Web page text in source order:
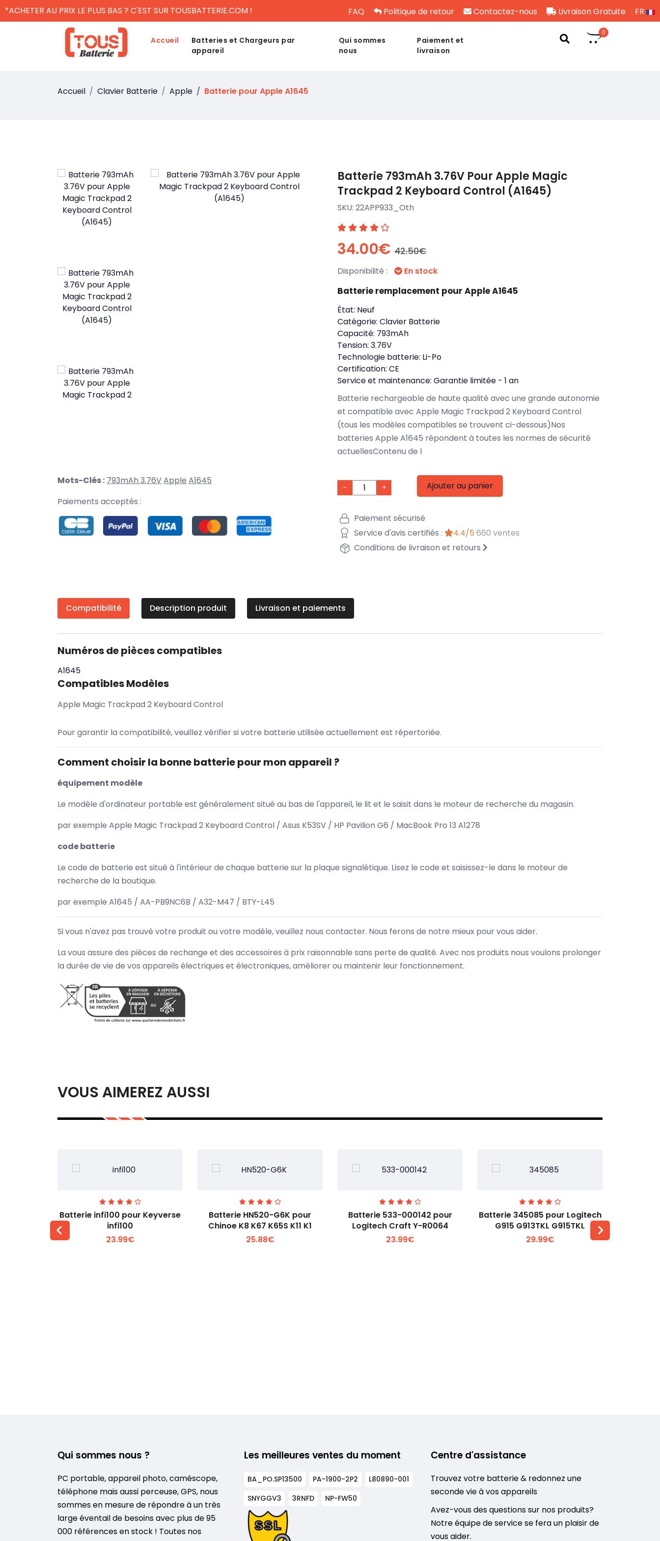
*ACHETER AU PRIX LE PLUS BAS ? C'EST SUR TOUSBATTERIE.COM ! FAQ Politique de retour Contactez-nous Livraison Gratuite FR
Accueil
Batteries et Chargeurs par
appareil
Qui sommes
nous
Paiement et
livraison
0
Accueil Clavier Batterie Apple Batterie pour Apple A1645
Mots-Clés : 793mAh 3.76VApple A1645
Paiements acceptés :
Batterie 793mAh 3.76V Pour Apple Magic
Trackpad 2 Keyboard Control (A1645)
SKU: 22APP933_Oth
34.00€ 42.50€
Disponibilité : En stock
Batterie remplacement pour Apple A1645
État: Neuf
Catégorie: Clavier Batterie
Capacité: 793mAh
Tension: 3.76V
Technologie batterie: Li-Po
Certification: CE
Service et maintenance: Garantie limitée - 1 an
Batterie rechargeable de haute qualité avec une grande autonomie
et compatible avec Apple Magic Trackpad 2 Keyboard Control
(tous les modèles compatibles se trouvent ci-dessous)Nos
batteries Apple A1645 répondent à toutes les normes de sécurité
actuellesContenu de l
- + Ajouter au panier
Paiement sécurisé
Service d'avis certifiés :
4.4/5 660 ventes
Conditions de livraison et retours
Compatibilité Description produit Livraison et paiements
Numéros de pièces compatibles
A1645
Compatibles Modèles
Apple Magic Trackpad 2 Keyboard Control
Pour garantir la compatibilité, veuillez vérifier si votre batterie utilisée actuellement est répertoriée.
Comment choisir la bonne batterie pour mon appareil ?
équipement modèle
Le modèle d'ordinateur portable est généralement situé au bas de l'appareil, le lit et le saisit dans le moteur de recherche du magasin.
par exemple Apple Magic Trackpad 2 Keyboard Control / Asus K53SV / HP Pavilion G6 / MacBook Pro 13 A1278
code batterie
Le code de batterie est situé à l'intérieur de chaque batterie sur la plaque signalétique. Lisez le code et saisissez-le dans le moteur de
recherche de la boutique.
par exemple A1645 / AA-PB9NC6B / A32-M47 / BTY-L45
Si vous n'avez pas trouvé votre produit ou votre modèle, veuillez nous contacter. Nous ferons de notre mieux pour vous aider.
La vous assure des pièces de rechange et des accessoires à prix raisonnable sans perte de qualité. Avec nos produits nous voulons prolonger
la durée de vie de vos appareils électriques et électroniques, améliorer ou maintenir leur fonctionnement.
VOUS AIMEREZ AUSSI
Voir plus +
Batterie infi100 pour Keyverse
infi100
23.99€
Voir plus +
Batterie HN520-G6K pour
Chinoe K8 K67 K65S K11 K1
25.88€
Voir plus +
Batterie 533-000142 pour
Logitech Craft Y-R0064
23.99€
Voir plus +
Batterie 345085 pour Logitech
G915 G913TKL G915TKL
29.99€
Qui sommes nous ?
PC portable, appareil photo, caméscope,
téléphone mais aussi perceuse, GPS, nous
sommes en mesure de répondre à un très
large éventail de besoins avec plus de 95
000 références en stock ! Toutes nos
Les meilleures ventes du moment
BA_PO.SP13500 PA-1900-2P2
L80890-001
SNYGGV3
3RNFD NP-FW50
Centre d'assistance
Trouvez votre batterie & redonnez une
seconde vie à vos appareils
Avez-vous des questions sur nos produits?
Notre équipe de service se fera un plaisir de
vous aider.